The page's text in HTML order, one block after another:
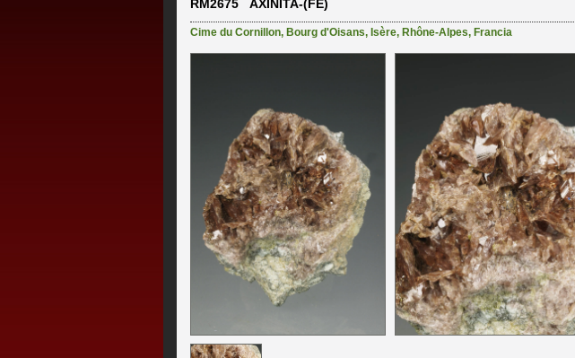
RM2675 AXINITA-(FE)
Cime du Cornillon, Bourg d'Oisans, Isère, Rhône-Alpes, Francia